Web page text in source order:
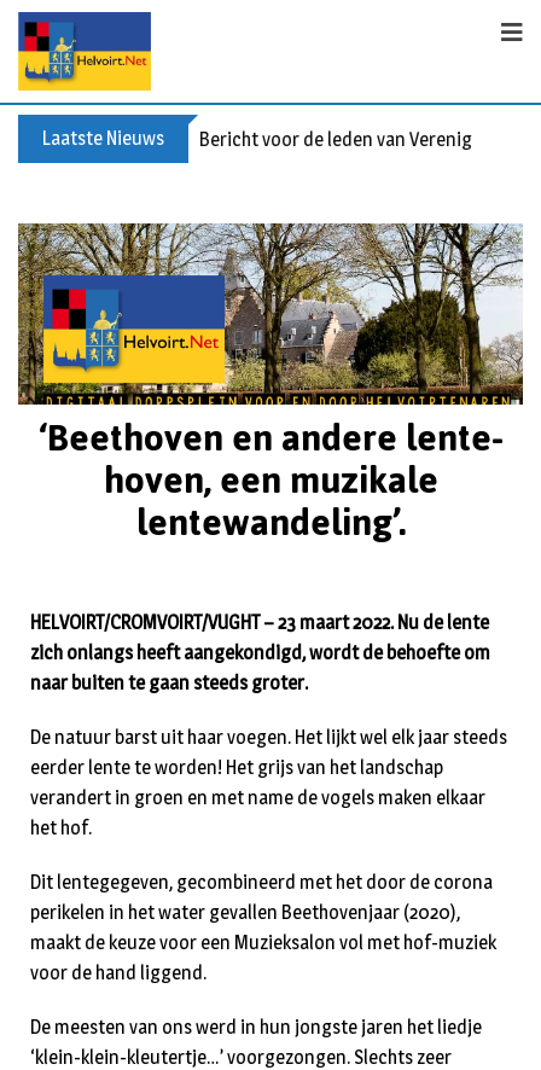
Laatste Nieuws Bericht voor de leden van Vereniging 55+
‘Beethoven en andere lente-
hoven, een muzikale
lentewandeling’.
HELVOIRT/CROMVOIRT/VUGHT – 23 maart 2022. Nu de lente
zich onlangs heeft aangekondigd, wordt de behoefte om
naar buiten te gaan steeds groter.
De natuur barst uit haar voegen. Het lijkt wel elk jaar steeds
eerder lente te worden! Het grijs van het landschap
verandert in groen en met name de vogels maken elkaar
het hof.
Dit lentegegeven, gecombineerd met het door de corona
perikelen in het water gevallen Beethovenjaar (2020),
maakt de keuze voor een Muzieksalon vol met hof-muziek
voor de hand liggend.
De meesten van ons werd in hun jongste jaren het liedje
‘klein-klein-kleutertje…’ voorgezongen. Slechts zeer